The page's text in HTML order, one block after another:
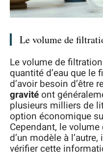
Le volume de
Le volume de
quantité d’eau que le
d’avoir besoin d’être
gravité ont
plusieurs milliers de
option économique
Cependant, le
d’un modèle à
vérifier cette